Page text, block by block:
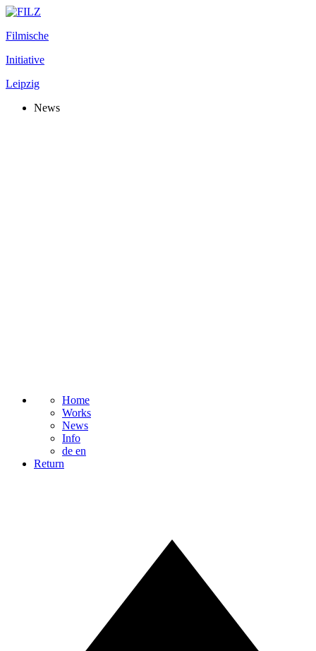
Filmische
Initiative
Leipzig
News
Home
Works
News
Info
de en
Return